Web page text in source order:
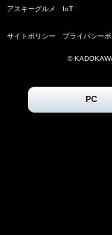
アスキーグルメ IoT
サイトポリシー プライバシー
©
PC